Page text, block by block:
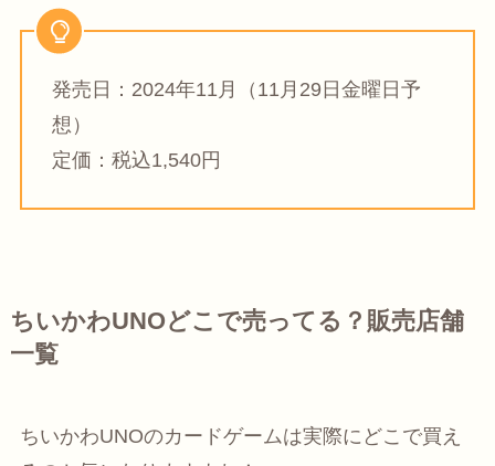
発売日：2024年11月（11月29日金曜日予
想）
定価：税込1,540円
ちいかわUNOどこで売ってる？販売店舗
一覧
ちいかわUNOのカードゲームは実際にどこで買え